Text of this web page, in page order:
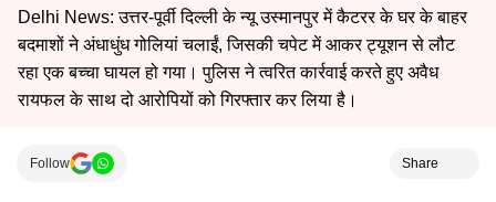
Delhi News: उत्तर-पूर्वी दिल्ली के न्यू उस्मानपुर में कैटरर के घर के बाहर
बदमाशों ने अंधाधुंध गोलियां चलाईं, जिसकी चपेट में आकर ट्यूशन से लौट
रहा एक बच्चा घायल हो गया। पुलिस ने त्वरित कार्रवाई करते हुए अवैध
रायफल के साथ दो आरोपियों को गिरफ्तार कर लिया है।
Follow Share